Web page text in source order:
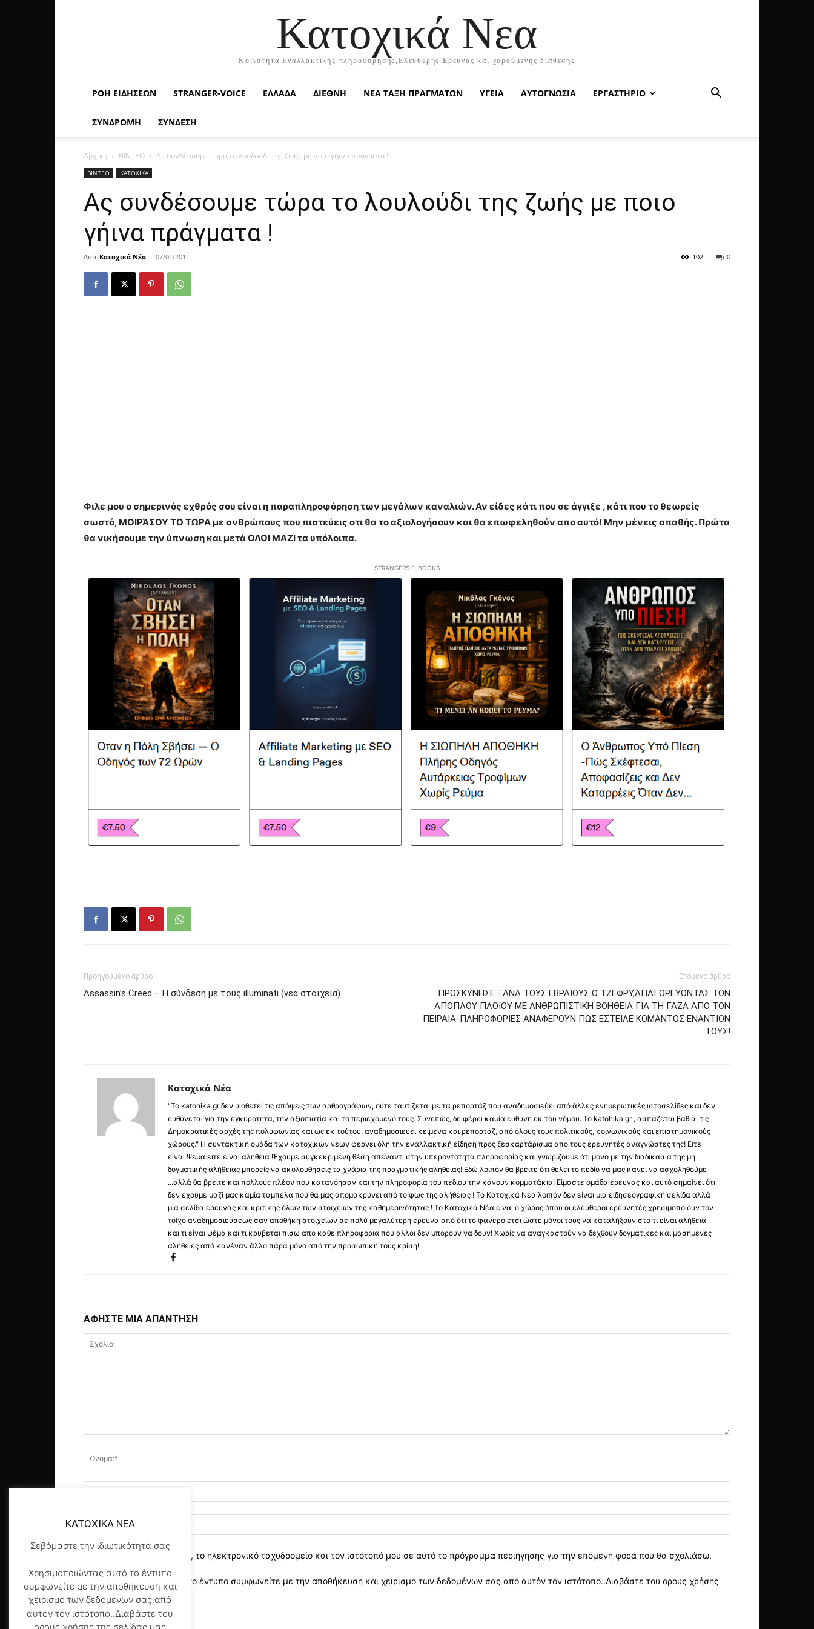
Κατοχικά Νεα
Κοινότητα Εναλλακτικής πληροφόρησης,Ελεύθερης Ερευνας και χαρούμενης διάθεσης
ΡΟΉ ΕΙΔΉΣΕΩΝ STRANGER-VOICE ΕΛΛΑΔΑ ΔΙΕΘΝΗ ΝΕΑ ΤΑΞΗ ΠΡΑΓΜΑΤΩΝ ΥΓΕΙΑ ΑΥΤΟΓΝΩΣΙΑ ΕΡΓΑΣΤΗΡΙΟ
ΣΥΝΔΡΟΜΗ ΣΥΝΔΕΣΗ
Αρχική ΒΙΝΤΕΟ Aς συνδέσουμε τώρα το λουλούδι της ζωής με ποιο γήινα πράγματα !
ΒΙΝΤΕΟ ΚΑΤΟΧΙΚΑ
Aς συνδέσουμε τώρα το λουλούδι της ζωής με ποιο
γήινα πράγματα !
Από Κατοχικά Νέα - 07/01/2011 0
102
Φιλε μου ο σημερινός εχθρός σου είναι η παραπληροφόρηση των μεγάλων καναλιών. Αν είδες κάτι που σε άγγιξε , κάτι που το θεωρείς
σωστό, ΜΟΙΡΆΣΟΥ ΤΟ ΤΩΡΑ με ανθρώπους που πιστεύεις οτι θα το αξιολογήσουν και θα επωφεληθούν απο αυτό! Μην μένεις απαθής. Πρώτα
θα νικήσουμε την ύπνωση και μετά ΟΛΟΙ ΜΑΖΙ τα υπόλοιπα.
STRANGERS E-BOOKS
Προηγούμενο άρθρο
Assassin’s Creed – Η σύνδεση με τους illuminati (νεα στοιχεια)
Επόμενο άρθρο
ΠΡΟΣΚΥΝΗΣΕ ΞΑΝΑ ΤΟΥΣ ΕΒΡΑΙΟΥΣ Ο ΤΖΕΦΡΥ,ΑΠΑΓΟΡΕΥΟΝΤΑΣ ΤΟΝ
ΑΠΟΠΛΟΥ ΠΛΟΙΟΥ ΜΕ ΑΝΘΡΩΠΙΣΤΙΚΗ ΒΟΗΘΕΙΑ ΓΙΑ ΤΗ ΓΑΖΑ ΑΠΟ ΤΟΝ
ΠΕΙΡΑΙΑ-ΠΛΗΡΟΦΟΡΙΕΣ ΑΝΑΦΕΡΟΥΝ ΠΩΣ ΕΣΤΕΙΛΕ ΚΟΜΑΝΤΟΣ ΕΝΑΝΤΙΟΝ
ΤΟΥΣ!
Κατοχικά Νέα
"Το katohika.gr δεν υιοθετεί τις απόψεις των αρθρογράφων, ούτε ταυτίζεται με τα ρεπορτάζ που αναδημοσιεύει από άλλες ενημερωτικές ιστοσελίδες και δεν
ευθύνεται για την εγκυρότητα, την αξιοπιστία και το περιεχόμενό τους. Συνεπώς, δε φέρει καμία ευθύνη εκ του νόμου. Το katohika.gr , ασπάζεται βαθιά, τις
Δημοκρατικές αρχές της πολυφωνίας και ως εκ τούτου, αναδημοσιεύει κείμενα και ρεπορτάζ, από όλους τους πολιτικούς, κοινωνικούς και επιστημονικούς
χώρους." Η συντακτική ομάδα των κατοχικών νέων φέρνει όλη την εναλλακτική είδηση προς ξεσκαρτάρισμα απο τους ερευνητές αναγνώστες της! Ειτε
ειναι Ψεμα ειτε ειναι αληθεια !Έχουμε συγκεκριμένη θέση απέναντι στην υπεροντοτητα πληροφορίας και γνωρίζουμε ότι μόνο με την διαδικασία της μη
δογματικής αλήθειας μπορείς να ακολουθήσεις τα χνάρια της πραγματικής αλήθειας! Εδώ λοιπόν θα βρειτε ότι θέλει το πεδίο να μας κάνει να ασχοληθούμε
...αλλά θα βρείτε και πολλούς πλέον που κατανόησαν και την πληροφορία του πεδιου την κάνουν κομματάκια! Είμαστε ομάδα έρευνας και αυτό σημαίνει ότι
δεν έχουμε μαζί μας καμία ταμπέλα που θα μας απομακρύνει από το φως της αλήθειας ! Το Κατοχικά Νέα λοιπόν δεν είναι μια ειδησεογραφική σελίδα αλλά
μια σελίδα έρευνας και κριτικής όλων των στοιχείων της καθημερινότητας ! Το Κατοχικά Νέα είναι ο χώρος όπου οι ελεύθεροι ερευνητές χρησιμοποιούν τον
τοίχο αναδημοσιεύσεως σαν αποθήκη στοιχείων σε πολύ μεγαλύτερη έρευνα από ότι το φανερό έτσι ώστε μόνοι τους να καταλήξουν στο τι είναι αλήθεια
και τι είναι ψέμα και τι κρυβεται πισω απο καθε πληροφορια που αλλοι δεν μπορουν να δουν! Χωρίς να αναγκαστούν να δεχθούν δογματικές και μασημενες
αλήθειες από κανέναν άλλο πάρα μόνο από την προσωπική τους κρίση!
ΑΦΗΣΤΕ ΜΙΑ ΑΠΑΝΤΗΣΗ
αποθηκεύστε το όνομα, το ηλεκτρονικό ταχυδρομείο και τον ιστότοπό μου σε αυτό το πρόγραμμα περιήγησης για την επόμενη φορά που θα σχολιάσω.
Χρησιμοποιώντας αυτό το έντυπο συμφωνείτε με την αποθήκευση και χειρισμό των δεδομένων σας από αυτόν τον ιστότοπο..Διαβάστε του ορους χρήσης
της σελίδας μας
KATOXIKA NEA
Σεβόμαστε την ιδιωτικότητά σας
Χρησιμοποιώντας αυτό το έντυπο
συμφωνείτε με την αποθήκευση και
χειρισμό των δεδομένων σας από
αυτόν τον ιστότοπο..Διαβάστε του